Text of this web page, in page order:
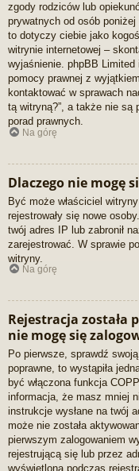
zgody rodziców lub
prywatnych od osób
to dotyczy ciebie jako
witrynie internetowej –
wyjaśnienie. phpBB
pomocy prawnej z
kontaktować w sprawach
tą witryną?”, a także nie są
porad prawnych.
Na górę
Dlaczego nie mogę
Być może właściciel
rejestrowały się nowe
twój adres IP lub zabronił
zarejestrować. W sprawie
witryny.
Na górę
Rejestracja została
nie mogę się
Po pierwsze, sprawdź
poprawne, to wystąpiła
być włączona funkcja
informacja, że masz mniej
instrukcje wysłane na twój
może nie została
pierwszym zalogowaniem
rejestrującą się lub przez
wyświetlona podczas